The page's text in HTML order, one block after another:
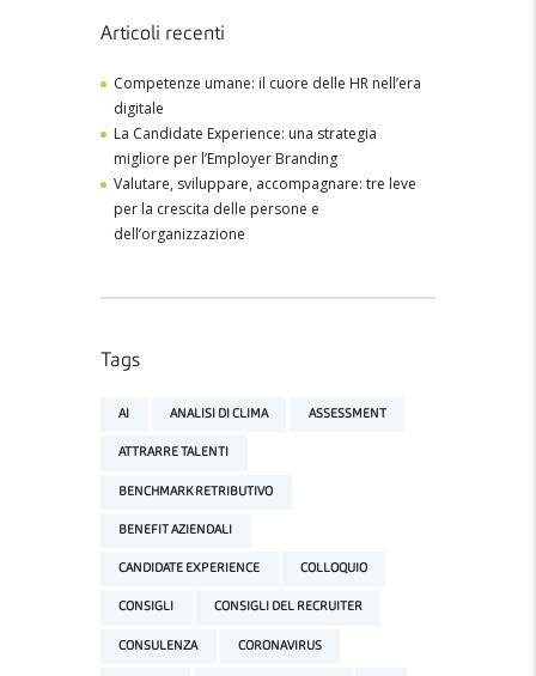
Articoli recenti
Competenze umane: il cuore delle HR nell’era
digitale
La Candidate Experience: una strategia
migliore per l’Employer Branding
Valutare, sviluppare, accompagnare: tre leve
per la crescita delle persone e
dell’organizzazione
Tags
AI ANALISI DI CLIMA ASSESSMENT
ATTRARRE TALENTI
BENCHMARK RETRIBUTIVO
BENEFIT AZIENDALI
CANDIDATE EXPERIENCE COLLOQUIO
CONSIGLI CONSIGLI DEL RECRUITER
CONSULENZA CORONAVIRUS